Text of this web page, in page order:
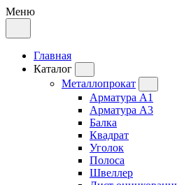
Меню
Главная
Каталог
Металлопрокат
Арматура А1
Арматура А3
Балка
Квадрат
Уголок
Полоса
Швеллер